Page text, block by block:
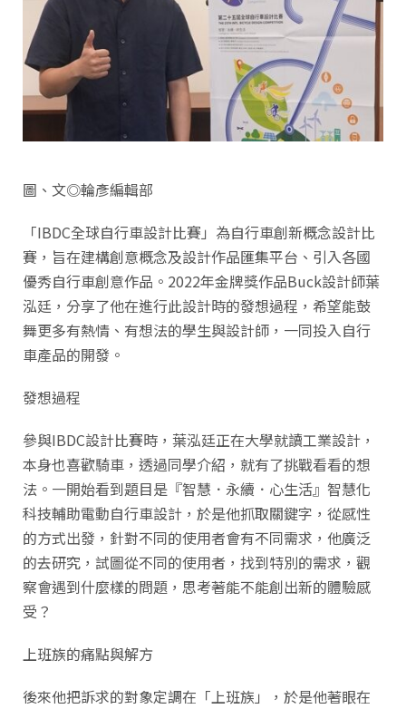
圖、文◎輪彥編輯部
「IBDC全球自行車設計比賽」為自行車創新概念設計比
賽，旨在建構創意概念及設計作品匯集平台、引入各國
優秀自行車創意作品。2022年金牌獎作品Buck設計師葉
泓廷，分享了他在進行此設計時的發想過程，希望能鼓
舞更多有熱情、有想法的學生與設計師，一同投入自行
車產品的開發。
發想過程
參與IBDC設計比賽時，葉泓廷正在大學就讀工業設計，
本身也喜歡騎車，透過同學介紹，就有了挑戰看看的想
法。一開始看到題目是『智慧．永續．心生活』智慧化
科技輔助電動自行車設計，於是他抓取關鍵字，從感性
的方式出發，針對不同的使用者會有不同需求，他廣泛
的去研究，試圖從不同的使用者，找到特別的需求，觀
察會遇到什麼樣的問題，思考著能不能創出新的體驗感
受？
上班族的痛點與解方
後來他把訴求的對象定調在「上班族」，於是他著眼在